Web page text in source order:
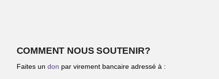
COMMENT NOUS SOUTENIR?
Faites un don par virement bancaire adressé à :